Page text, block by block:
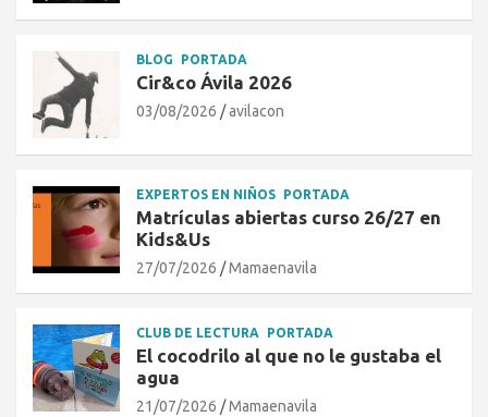
BLOG PORTADA
Cir&co Ávila 2026
03/08/2026 avilacon
EXPERTOS EN NIÑOS PORTADA
Matrículas abiertas curso 26/27 en
Kids&Us
27/07/2026 Mamaenavila
CLUB DE LECTURA PORTADA
El cocodrilo al que no le gustaba el
agua
21/07/2026 Mamaenavila